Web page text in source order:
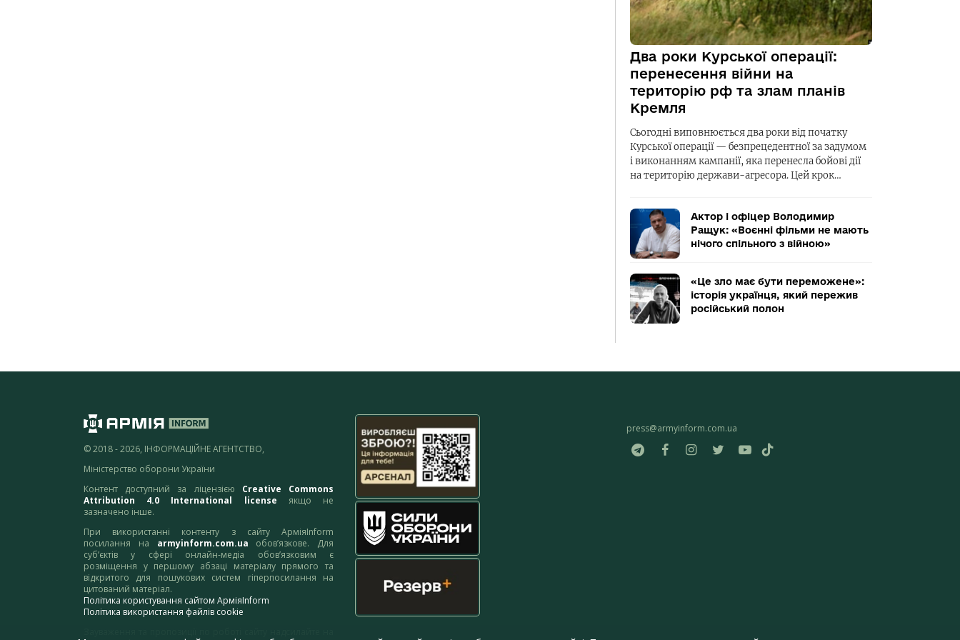
Два роки Курської операції:
перенесення війни на
територію рф та злам планів
Кремля
Сьогодні виповнюється два роки від початку
Курської операції — безпрецедентної за задумом
і виконанням кампанії, яка перенесла бойові дії
на територію держави-агресора. Цей крок…
Актор і офіцер Володимир
Ращук: «Воєнні фільми не мають
нічого спільного з війною»
«Це зло має бути переможене»:
історія українця, який пережив
російський полон
© 2018 - 2026, ІНФОРМАЦІЙНЕ АГЕНТСТВО,
Міністерство оборони України
Контент доступний за ліцензією Creative Commons
Attribution 4.0 International license якщо не
зазначено інше.
При використанні контенту з сайту АрміяInform
посилання на armyinform.com.ua обов’язкове. Для
суб’єктів у сфері онлайн-медіа обов’язковим є
розміщення у першому абзаці матеріалу прямого та
відкритого для пошукових систем гіперпосилання на
цитований матеріал.
Політика користування сайтом АрміяInform
Політика використання файлів cookie
press@armyinform.com.ua